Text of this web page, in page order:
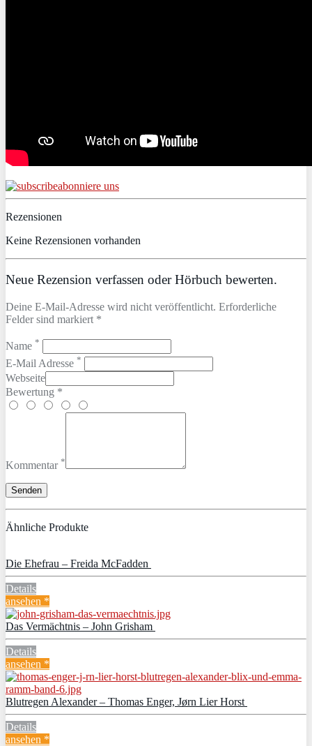
abonniere uns
Rezensionen
Keine Rezensionen vorhanden
Neue Rezension verfassen oder Hörbuch bewerten.
Deine E-Mail-Adresse wird nicht veröffentlicht. Erforderliche
Felder sind markiert *
Name *
E-Mail Adresse *
Webseite
Bewertung *
Kommentar *
Ähnliche Produkte
Die Ehefrau – Freida McFadden
Details
ansehen *
Das Vermächtnis – John Grisham
Details
ansehen *
Blutregen Alexander – Thomas Enger, Jørn Lier Horst
Details
ansehen *